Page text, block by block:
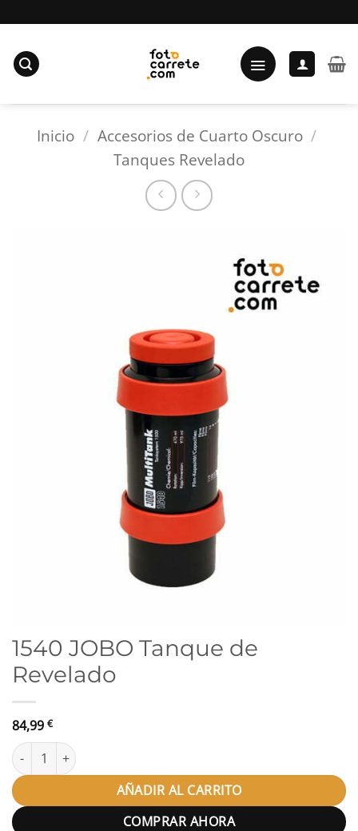
al
contenido
Inicio / Accesorios de Cuarto Oscuro /
Tanques Revelado
1540 JOBO Tanque de
Revelado
84,99 €
1540 JOBO Tanque de Revelado cantidad
AÑADIR AL CARRITO
COMPRAR AHORA